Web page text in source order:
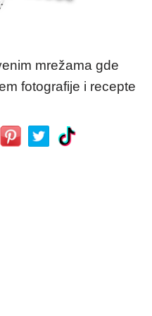
mrežama gde
fotografije i recepte